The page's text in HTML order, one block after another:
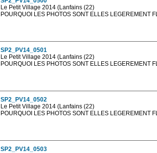
Le Petit Village 2014 (Lanfains (22)
POURQUOI LES PHOTOS SONT ELLES LEGEREMENT
SP2_PV14_0501
Le Petit Village 2014 (Lanfains (22)
POURQUOI LES PHOTOS SONT ELLES LEGEREMENT
SP2_PV14_0502
Le Petit Village 2014 (Lanfains (22)
POURQUOI LES PHOTOS SONT ELLES LEGEREMENT
SP2_PV14_0503